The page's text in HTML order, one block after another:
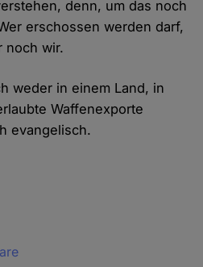
denn, um das noch
erschossen werden darf,
noch wir.
weder in einem Land, in
Waffenexporte
evangelisch.